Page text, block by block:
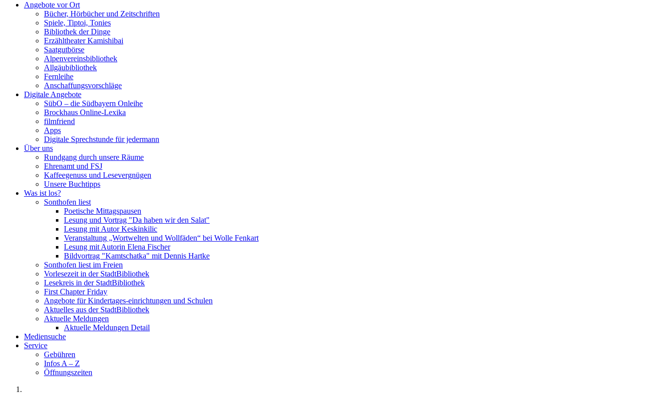
Angebote vor Ort
Bücher, Hörbücher und Zeitschriften
Spiele, Tiptoi, Tonies
Bibliothek der Dinge
Erzähltheater Kamishibai
Saatgutbörse
Alpenvereinsbibliothek
Allgäubibliothek
Fernleihe
Anschaffungsvorschläge
Digitale Angebote
SübO – die Südbayern Onleihe
Brockhaus Online-Lexika
filmfriend
Apps
Digitale Sprechstunde für jedermann
Über uns
Rundgang durch unsere Räume
Ehrenamt und FSJ
Kaffeegenuss und Lesevergnügen
Unsere Buchtipps
Was ist los?
Sonthofen liest
Poetische Mittagspausen
Lesung und Vortrag "Da haben wir den Salat"
Lesung mit Autor Keskinkilic
Veranstaltung „Wortwelten und Wollfäden“ bei Wolle Fenkart
Lesung mit Autorin Elena Fischer
Bildvortrag "Kamtschatka" mit Dennis Hartke
Sonthofen liest im Freien
Vorlesezeit in der StadtBibliothek
Lesekreis in der StadtBibliothek
First Chapter Friday
Angebote für Kindertages-einrichtungen und Schulen
Aktuelles aus der StadtBibliothek
Aktuelle Meldungen
Aktuelle Meldungen Detail
Mediensuche
Service
Gebühren
Infos A – Z
Öffnungszeiten